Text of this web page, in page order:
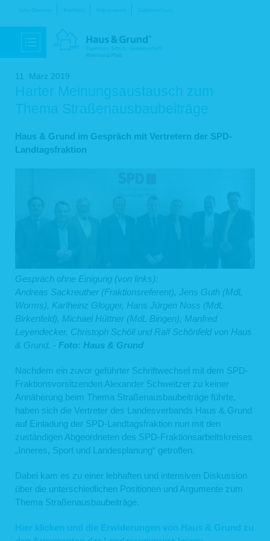
Navigation
Info-Service Kontakt Impressum Datenschutz
11. März 2019
Harter Meinungsaustausch zum
Thema Straßenausbaubeiträge
Haus & Grund im Gespräch mit Vertretern der SPD-
Landtagsfraktion
Gespräch ohne Einigung (von links):
Andreas Sackreuther (Fraktionsreferent), Jens Guth (MdL
Worms), Karlheinz Glogger, Hans Jürgen Noss (MdL
Birkenfeld), Michael Hüttner (MdL Bingen), Manfred
Leyendecker, Christoph Schöll und Ralf Schönfeld von Haus
& Grund. - Foto: Haus & Grund
Nachdem ein zuvor geführter Schriftwechsel mit dem SPD-
Fraktionsvorsitzenden Alexander Schweitzer zu keiner
Annäherung beim Thema Straßenausbaubeiträge führte,
haben sich die Vertreter des Landesverbands Haus & Grund
auf Einladung der SPD-Landtagsfraktion nun mit den
zuständigen Abgeordneten des SPD-Fraktionsarbeitskreises
„Inneres, Sport und Landesplanung“ getroffen.
Dabei kam es zu einer lebhaften und intensiven Diskussion
über die unterschiedlichen Positionen und Argumente zum
Thema Straßenausbaubeiträge.
Hier klicken und die Erwiderungen von Haus & Grund zu